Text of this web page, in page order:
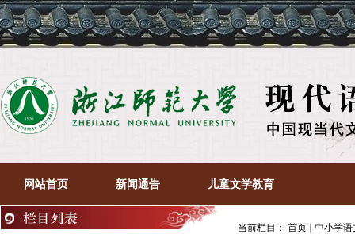
网站首页 新闻通告 儿童文学教育
当前栏目： 首页 中小学语